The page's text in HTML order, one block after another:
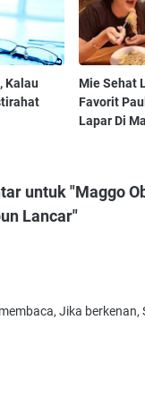
Kalau
Mie Sehat
Favorit
Lapar Di
untuk "Maggo
Lancar"
Jika berkenan,